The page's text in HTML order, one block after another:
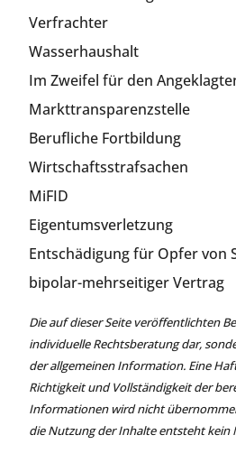
Verfrachter
Wasserhaushalt
Im Zweifel für den
Markttransparenzstelle
Berufliche Fortbildung
Wirtschaftsstrafsachen
MiFID
Eigentumsverletzung
Entschädigung für Opfer von
bipolar-mehrseitiger Vertrag
Die auf dieser Seite veröffentlichten
individuelle Rechtsberatung dar,
der allgemeinen Information. Eine
Richtigkeit und Vollständigkeit der
Informationen wird nicht
die Nutzung der Inhalte entsteht kein